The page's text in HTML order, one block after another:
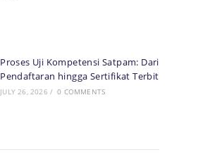
Proses Uji Kompetensi Satpam: Dari
Pendaftaran hingga Sertifikat Terbit
JULY 26, 2026 / 0 COMMENTS